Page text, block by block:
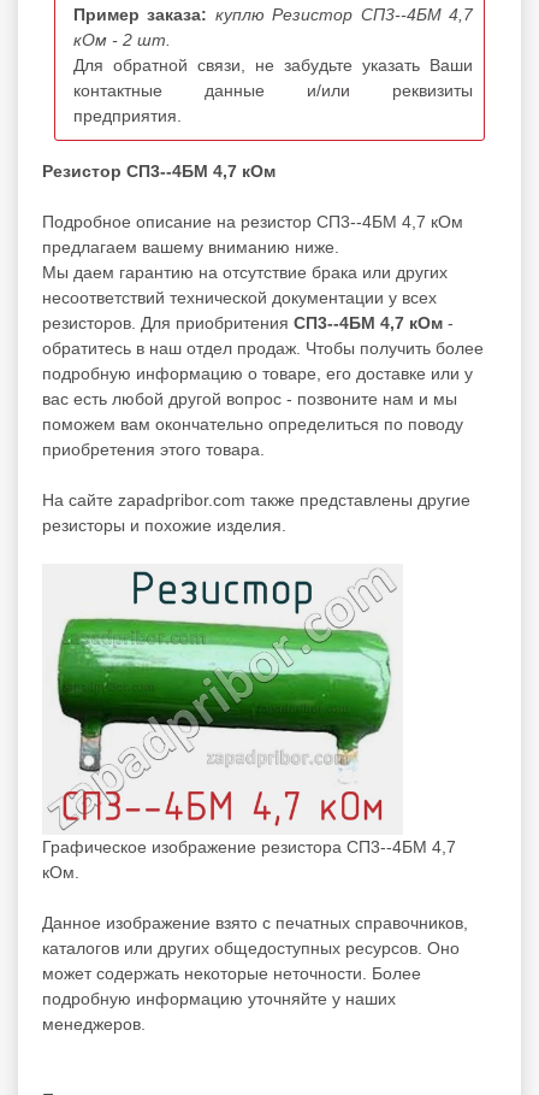
Пример заказа: куплю Резистор СП3--4БМ 4,7
кОм - 2 шт.
Для обратной связи, не забудьте указать Ваши
контактные данные и/или реквизиты
предприятия.
Резистор СП3--4БМ 4,7 кОм
Подробное описание на резистор СП3--4БМ 4,7 кОм
предлагаем вашему вниманию ниже.
Мы даем гарантию на отсутствие брака или других
несоответствий технической документации у всех
резисторов. Для приобритения СП3--4БМ 4,7 кОм -
обратитесь в наш отдел продаж. Чтобы получить более
подробную информацию о товаре, его доставке или у
вас есть любой другой вопрос - позвоните нам и мы
поможем вам окончательно определиться по поводу
приобретения этого товара.
На сайте zapadpribor.com также представлены другие
резисторы и похожие изделия.
Графическое изображение резистора СП3--4БМ 4,7
кОм.
Данное изображение взято с печатных справочников,
каталогов или других общедоступных ресурсов. Оно
может содержать некоторые неточности. Более
подробную информацию уточняйте у наших
менеджеров.